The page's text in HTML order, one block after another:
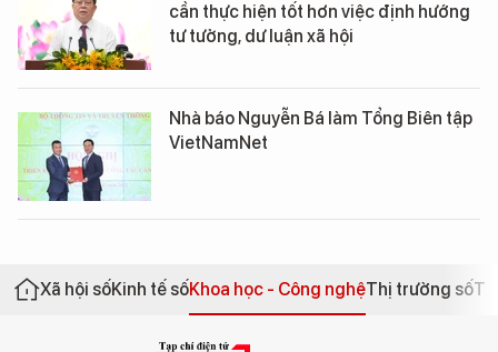
cần thực hiện tốt hơn việc định hướng
tư tưởng, dư luận xã hội
Nhà báo Nguyễn Bá làm Tổng Biên tập
VietNamNet
Xã hội sốKinh tế sốKhoa học - Công nghệThị trường số